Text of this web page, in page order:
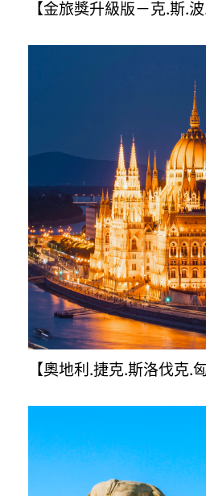
【金旅獎升級版－克.斯.波
【奧地利.捷克.斯洛伐克.